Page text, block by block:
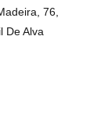
76,
De Alva